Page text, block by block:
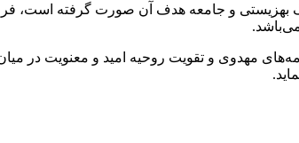
بهزیستی و جامعه هدف آن صورت گرفته است،
مهدوی و تقویت روحیه امید و معنویت در